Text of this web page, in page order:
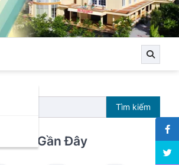
Tìm kiếm
Viết Gần Đây